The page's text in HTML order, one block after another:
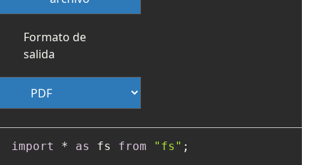
Formato de
salida
import * as fs from "fs" ;